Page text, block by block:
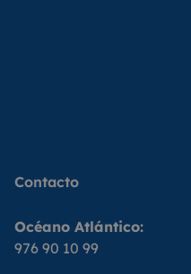
Contacto
Océano Atlántico:
976 90 10 99